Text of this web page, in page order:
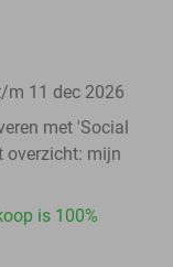
m 11 dec 2026
met 'Social
overzicht: mijn
is 100%